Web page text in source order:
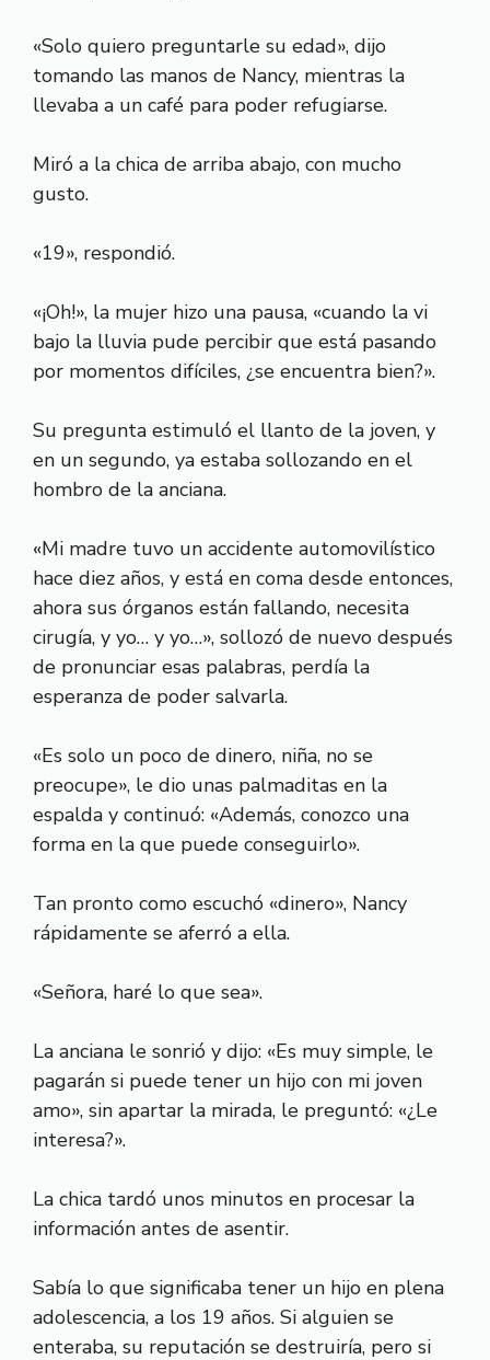
«Solo quiero preguntarle su edad», dijo
tomando las manos de Nancy, mientras la
llevaba a un café para poder refugiarse.
Miró a la chica de arriba abajo, con mucho
gusto.
«19», respondió.
«¡Oh!», la mujer hizo una pausa, «cuando la vi
bajo la lluvia pude percibir que está pasando
por momentos difíciles, ¿se encuentra bien?».
Su pregunta estimuló el llanto de la joven, y
en un segundo, ya estaba sollozando en el
hombro de la anciana.
«Mi madre tuvo un accidente automovilístico
hace diez años, y está en coma desde entonces,
ahora sus órganos están fallando, necesita
cirugía, y yo… y yo…», sollozó de nuevo después
de pronunciar esas palabras, perdía la
esperanza de poder salvarla.
«Es solo un poco de dinero, niña, no se
preocupe», le dio unas palmaditas en la
espalda y continuó: «Además, conozco una
forma en la que puede conseguirlo».
Tan pronto como escuchó «dinero», Nancy
rápidamente se aferró a ella.
«Señora, haré lo que sea».
La anciana le sonrió y dijo: «Es muy simple, le
pagarán si puede tener un hijo con mi joven
amo», sin apartar la mirada, le preguntó: «¿Le
interesa?».
La chica tardó unos minutos en procesar la
información antes de asentir.
Sabía lo que significaba tener un hijo en plena
adolescencia, a los 19 años. Si alguien se
enteraba, su reputación se destruiría, pero si